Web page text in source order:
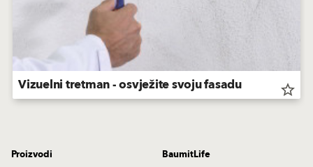
Vizuelni tretman - osvježite svoju fasadu star_border
Proizvodi
BaumitLife